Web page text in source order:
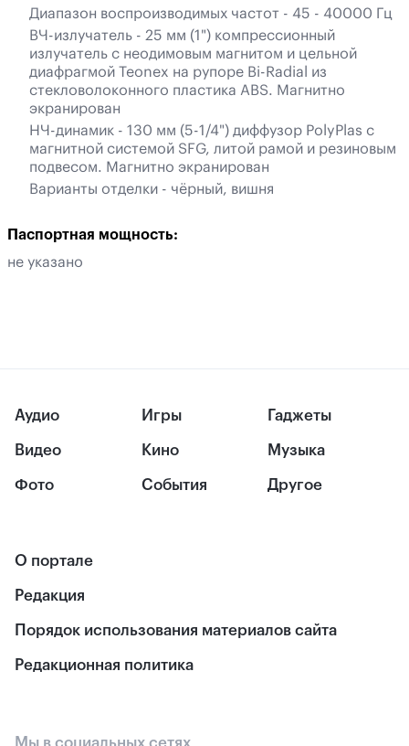
Диапазон воспроизводимых частот - 45 - 40000 Гц
ВЧ-излучатель - 25 мм (1") компрессионный
излучатель с неодимовым магнитом и цельной
диафрагмой Teonex на рупоре Bi-Radial из
стекловолоконного пластика ABS. Магнитно
экранирован
НЧ-динамик - 130 мм (5-1/4") диффузор PolyPlas с
магнитной системой SFG, литой рамой и резиновым
подвесом. Магнитно экранирован
Варианты отделки - чёрный, вишня
Паспортная мощность:
не указано
Аудио
Видео
Фото
Игры
Кино
События
Гаджеты
Музыка
Другое
О портале
Редакция
Порядок использования материалов сайта
Редакционная политика